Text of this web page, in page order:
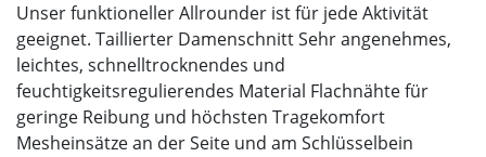
Unser funktioneller Allrounder ist für jede Aktivität
geeignet. Taillierter Damenschnitt Sehr angenehmes,
leichtes, schnelltrocknendes und
feuchtigkeitsregulierendes Material Flachnähte für
geringe Reibung und höchsten Tragekomfort
Mesheinsätze an der Seite und am Schlüsselbein